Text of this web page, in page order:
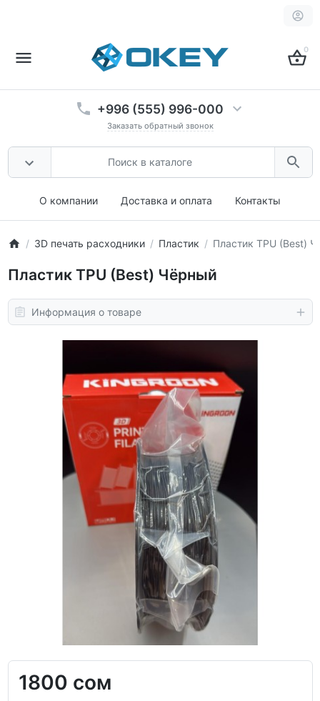
0
+996 (555) 996-000
Заказать обратный звонок
О компании Доставка и оплата Контакты
3D печать расходники Пластик Пластик TPU (Best)
Пластик TPU (Best) Чёрный
Информация о товаре
1800 сом